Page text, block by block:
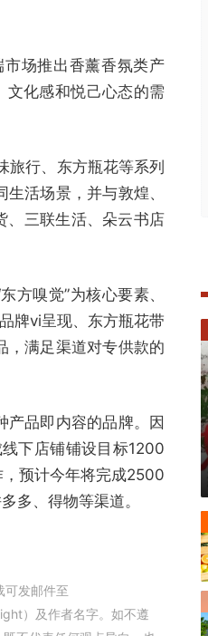
场推出香薰香氛类产
文化感和悦己心态的需
旅行、东方瓶花等系列
活场景，并与敦煌、
、三联生活、朵云书店
方嗅觉”为核心要素、
牌vi呈现、东方瓶花带
，满足渠道对专供款的
产品即内容的品牌。因
下店铺铺设目标1200
预计今年将完成2500
多、得物等渠道。
可发邮件至
）及作者名字。如不遵